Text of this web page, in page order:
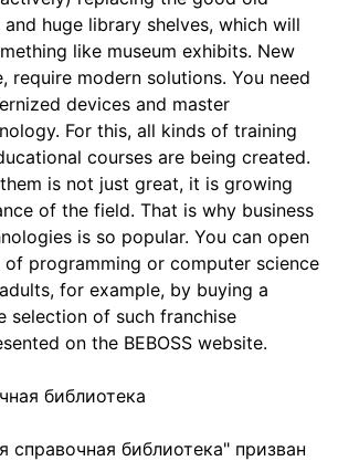
huge library shelves, which will
like museum exhibits. New
require modern solutions. You need
devices and master
For this, all kinds of training
courses are being created.
is not just great, it is growing
of the field. That is why business
is so popular. You can open
programming or computer science
for example, by buying a
selection of such franchise
on the BEBOSS website.
библиотека
справочная библиотека" призван